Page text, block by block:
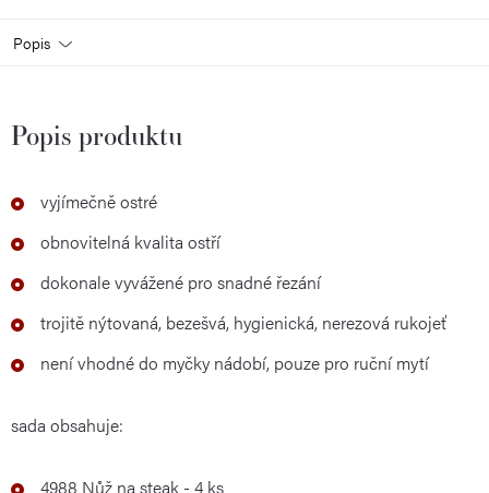
Popis
Popis produktu
vyjímečně ostré
obnovitelná kvalita ostří
dokonale vyvážené pro snadné řezání
trojitě nýtovaná, bezešvá, hygienická, nerezová rukojeť
není vhodné do myčky nádobí, pouze pro ruční mytí
sada obsahuje:
4988 Nůž na steak - 4 ks